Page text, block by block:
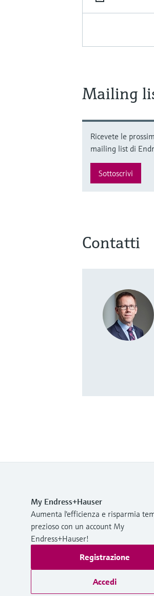
Mailing
Ricevete le
mailing list di
Sottoscrivi
Contatti
My Endress+Hauser
Aumenta l'efficienza e risparmia
prezioso con un account My
Endress+Hauser!
Registrazione
Accedi